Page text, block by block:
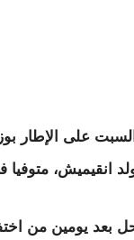
على الإطار
ولد انقيميش،
بعد يومين من